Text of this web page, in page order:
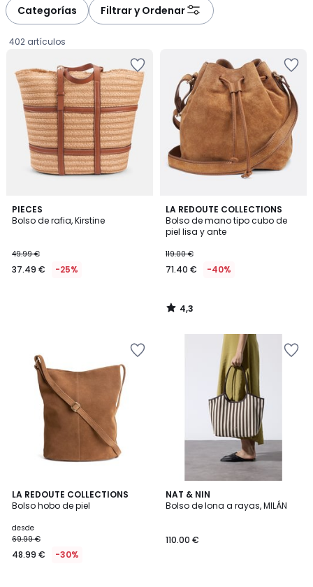
Categorías Filtrar y Ordenar
402 artículos
PIECES
Bolso de rafia, Kirstine
€
en
descuento
aplicado.
49.99 €
37.49 € -25%
LA REDOUTE COLLECTIONS
Bolso de mano tipo cubo de
piel lisa y ante
119.00 €
71.40 € -40%
4,3
/ 5
4,3
/
LA REDOUTE COLLECTIONS
Bolso hobo de piel
desde
69.99 €
48.99 € -30%
4,7
/ 5
2
Colores
NAT & NIN
Bolso de lona a rayas, MILÁN
110.00 €
2
Colores